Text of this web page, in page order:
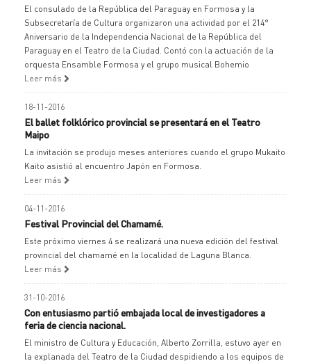
El consulado de la República del Paraguay en Formosa y la
Subsecretaría de Cultura organizaron una actividad por el 214°
Aniversario de la Independencia Nacional de la República del
Paraguay en el Teatro de la Ciudad. Contó con la actuación de la
orquesta Ensamble Formosa y el grupo musical Bohemio
Leer más
18-11-2016
El ballet folklórico provincial se presentará en el Teatro
Maipo
La invitación se produjo meses anteriores cuando el grupo Mukaito
Kaito asistió al encuentro Japón en Formosa.
Leer más
04-11-2016
Festival Provincial del Chamamé.
Este próximo viernes 4 se realizará una nueva edición del festival
provincial del chamamé en la localidad de Laguna Blanca.
Leer más
31-10-2016
Con entusiasmo partió embajada local de investigadores a
feria de ciencia nacional.
El ministro de Cultura y Educación, Alberto Zorrilla, estuvo ayer en
la explanada del Teatro de la Ciudad despidiendo a los equipos de